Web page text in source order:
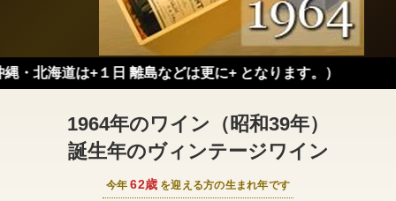
日 離島などは更に+ となります。）
1964年のワイン（昭和39年）
誕生年のヴィンテージワイン
今年 62歳 を迎える方の生まれ年です